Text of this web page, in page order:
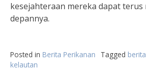
kesejahteraan mereka dapat terus
depannya.
Posted in Berita Perikanan Tagged
kelautan